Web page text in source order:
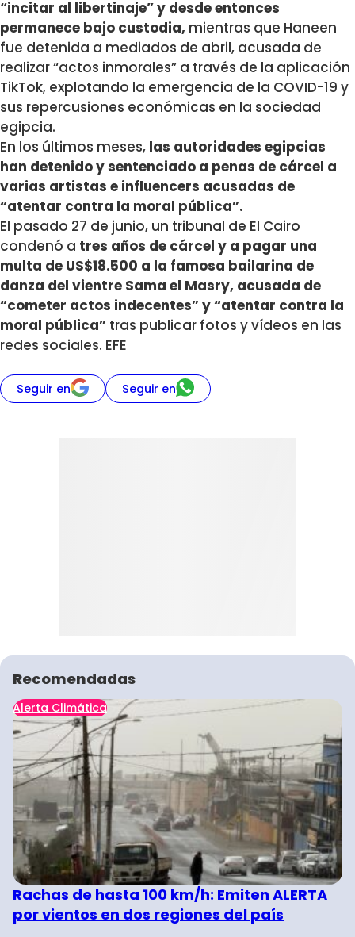
“incitar al libertinaje” y desde entonces
permanece bajo custodia, mientras que Haneen
fue detenida a mediados de abril, acusada de
realizar “actos inmorales” a través de la aplicación
TikTok, explotando la emergencia de la COVID-19 y
sus repercusiones económicas en la sociedad
egipcia.
En los últimos meses, las autoridades egipcias
han detenido y sentenciado a penas de cárcel a
varias artistas e influencers acusadas de
“atentar contra la moral pública”.
El pasado 27 de junio, un tribunal de El Cairo
condenó a tres años de cárcel y a pagar una
multa de US$18.500 a la famosa bailarina de
danza del vientre Sama el Masry, acusada de
“cometer actos indecentes” y “atentar contra la
moral pública” tras publicar fotos y vídeos en las
redes sociales. EFE
Seguir en Seguir en
Recomendadas
Alerta Climática
Rachas de hasta 100 km/h: Emiten ALERTA
por vientos en dos regiones del país